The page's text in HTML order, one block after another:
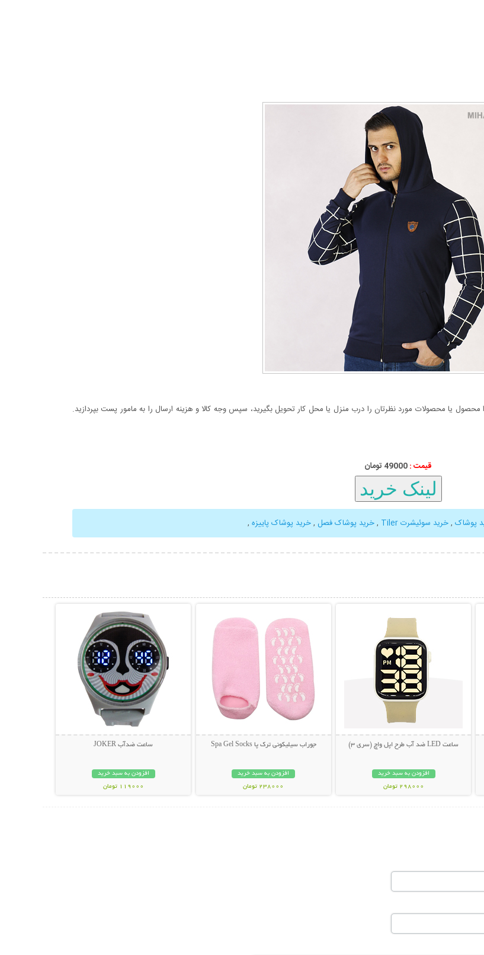
یا محصولات مورد نظرتان را درب منزل یا محل کار تحویل بگیرید، سپس وجه کالا و هزینه ارسال را به مامور پست بپردازید.
قیمت :49000 تومان
پوشاک ,خرید سوئیشرت Tiler ,خرید پوشاک فصل ,خرید پوشاک پاییزه ,
ساعت LED ضد آب طرح اپل واچ (سری 3)
افزودن به سبد خرید
298000 تومان
جوراب سیلیکونی ترک پا Spa Gel Socks
افزودن به سبد خرید
238000 تومان
ساعت ضدآب JOKER
افزودن به سبد خرید
119000 تومان